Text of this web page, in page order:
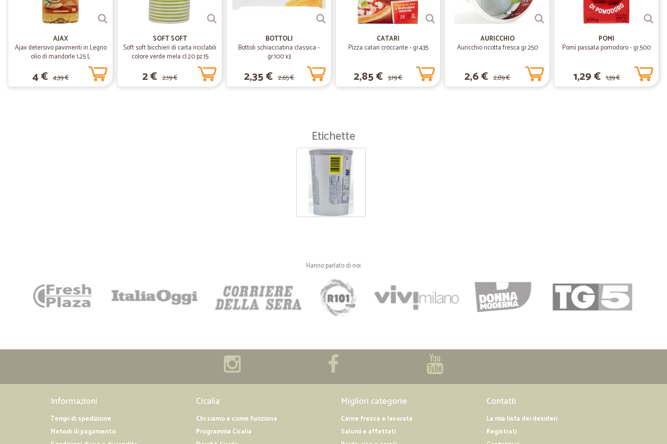
Tutto perfetto arrivato puntuale…
Tutto perfetto arrivato puntuale complimenti cicalia
AJAX
Ajax detersivo pavimenti in Legno
olio di mandorle 1,25 L
4 € 4,39 €
SOFT SOFT
Soft soft bicchieri di carta riciclabili
colore verde mela cl.20 pz.15
2 € 2,19 €
BOTTOLI
Bottoli schiacciatina classica -
gr.100 x3
2,35 € 2,65 €
CATARI
Pizza catari croccante - gr.435
2,85 € 3,19 €
AURICCHIO
Auricchio ricotta fresca gr.250
2,6 € 2,89 €
POMI
Pomì passata pomodoro - gr.500
1,29 € 1,39 €
Etichette
Hanno parlato di noi
Informazioni
Tempi di spedizione
Metodi di pagamento
Cicalia
Chi siamo e come funziona
Programma Cicalia
Migliori categorie
Carne fresca e lavorata
Salumi e affettati
Contatti
La mia lista dei desideri
Registrati